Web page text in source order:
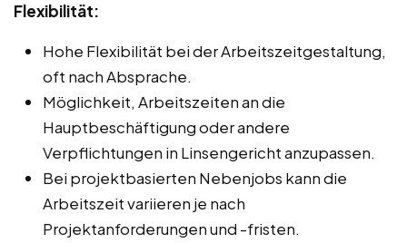
Flexibilität:
Hohe Flexibilität bei der Arbeitszeitgestaltung,
oft nach Absprache.
Möglichkeit, Arbeitszeiten an die
Hauptbeschäftigung oder andere
Verpflichtungen in Linsengericht anzupassen.
Bei projektbasierten Nebenjobs kann die
Arbeitszeit variieren je nach
Projektanforderungen und -fristen.